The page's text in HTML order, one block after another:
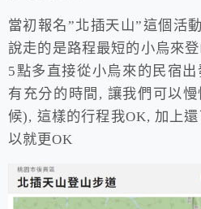
當初報名”北插天山”這個活
說走的是路程最短的小烏來
5點多直接從小烏來的民宿
有充分的時間, 讓我們可以
候), 這樣的行程我OK, 加上
以就更OK